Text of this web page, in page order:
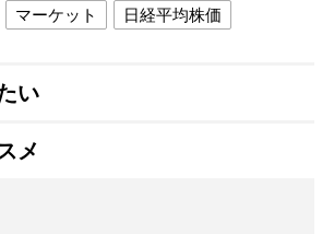
マーケット 日経平均株価
い
メ